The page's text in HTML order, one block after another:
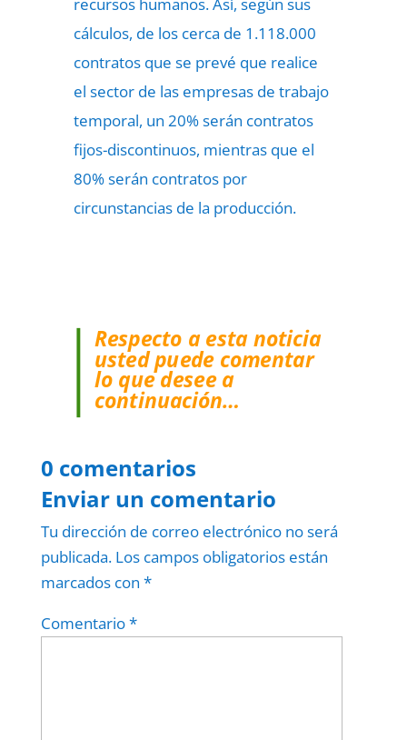
cálculos, de los cerca de 1.118.000
contratos que se prevé que realice
el sector de las empresas de trabajo
temporal, un 20% serán contratos
fijos-discontinuos, mientras que el
80% serán contratos por
circunstancias de la producción.
Respecto a esta noticia
usted puede comentar
lo que desee a
continuación…
0 comentarios
Enviar un comentario
Tu dirección de correo electrónico no será
publicada. Los campos obligatorios están
marcados con *
Comentario*